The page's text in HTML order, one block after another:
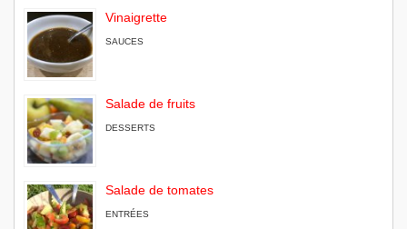
Vinaigrette
SAUCES
Salade de fruits
DESSERTS
Salade de tomates
ENTRÉES